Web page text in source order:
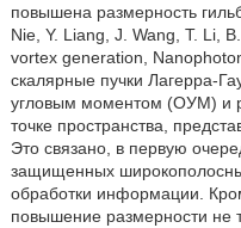
повышена размерность
Nie, Y. Liang, J. Wang, Т. Li,
vortex generation,
скалярные пучки Лагерра-
угловым моментом (ОУМ) и
точке пространства,
Это связано, в первую
защищенных
обработки информации.
повышение размерности не